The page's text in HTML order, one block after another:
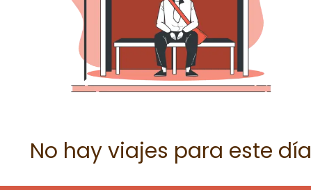
No hay viajes para este día